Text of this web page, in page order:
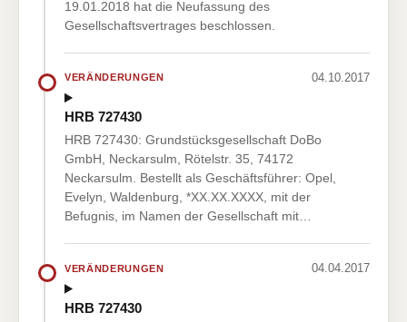
19.01.2018 hat die Neufassung des
Gesellschaftsvertrages beschlossen.
VERÄNDERUNGEN 04.10.2017
HRB 727430
HRB 727430: Grundstücksgesellschaft DoBo
GmbH, Neckarsulm, Rötelstr. 35, 74172
Neckarsulm. Bestellt als Geschäftsführer: Opel,
Evelyn, Waldenburg, *XX.XX.XXXX, mit der
Befugnis, im Namen der Gesellschaft mit…
VERÄNDERUNGEN 04.04.2017
HRB 727430